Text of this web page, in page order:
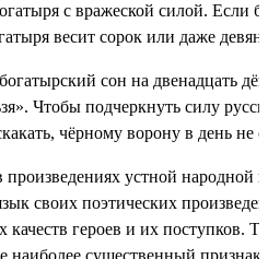
с вражеской силой. Если
весит сорок или даже
сон на двенадцать
Чтобы подчеркнуть силу
чёрному ворону в день не
устной народной
своих поэтических
героев и их поступков.
существенный